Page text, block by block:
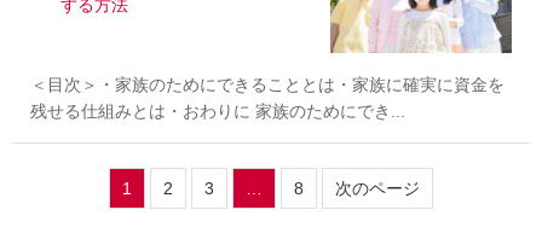
する方法
＜目次＞・家族のためにできることとは・家族に確実に資金を
残せる仕組みとは・おわりに 家族のためにでき...
1 2 3 8 次のページ